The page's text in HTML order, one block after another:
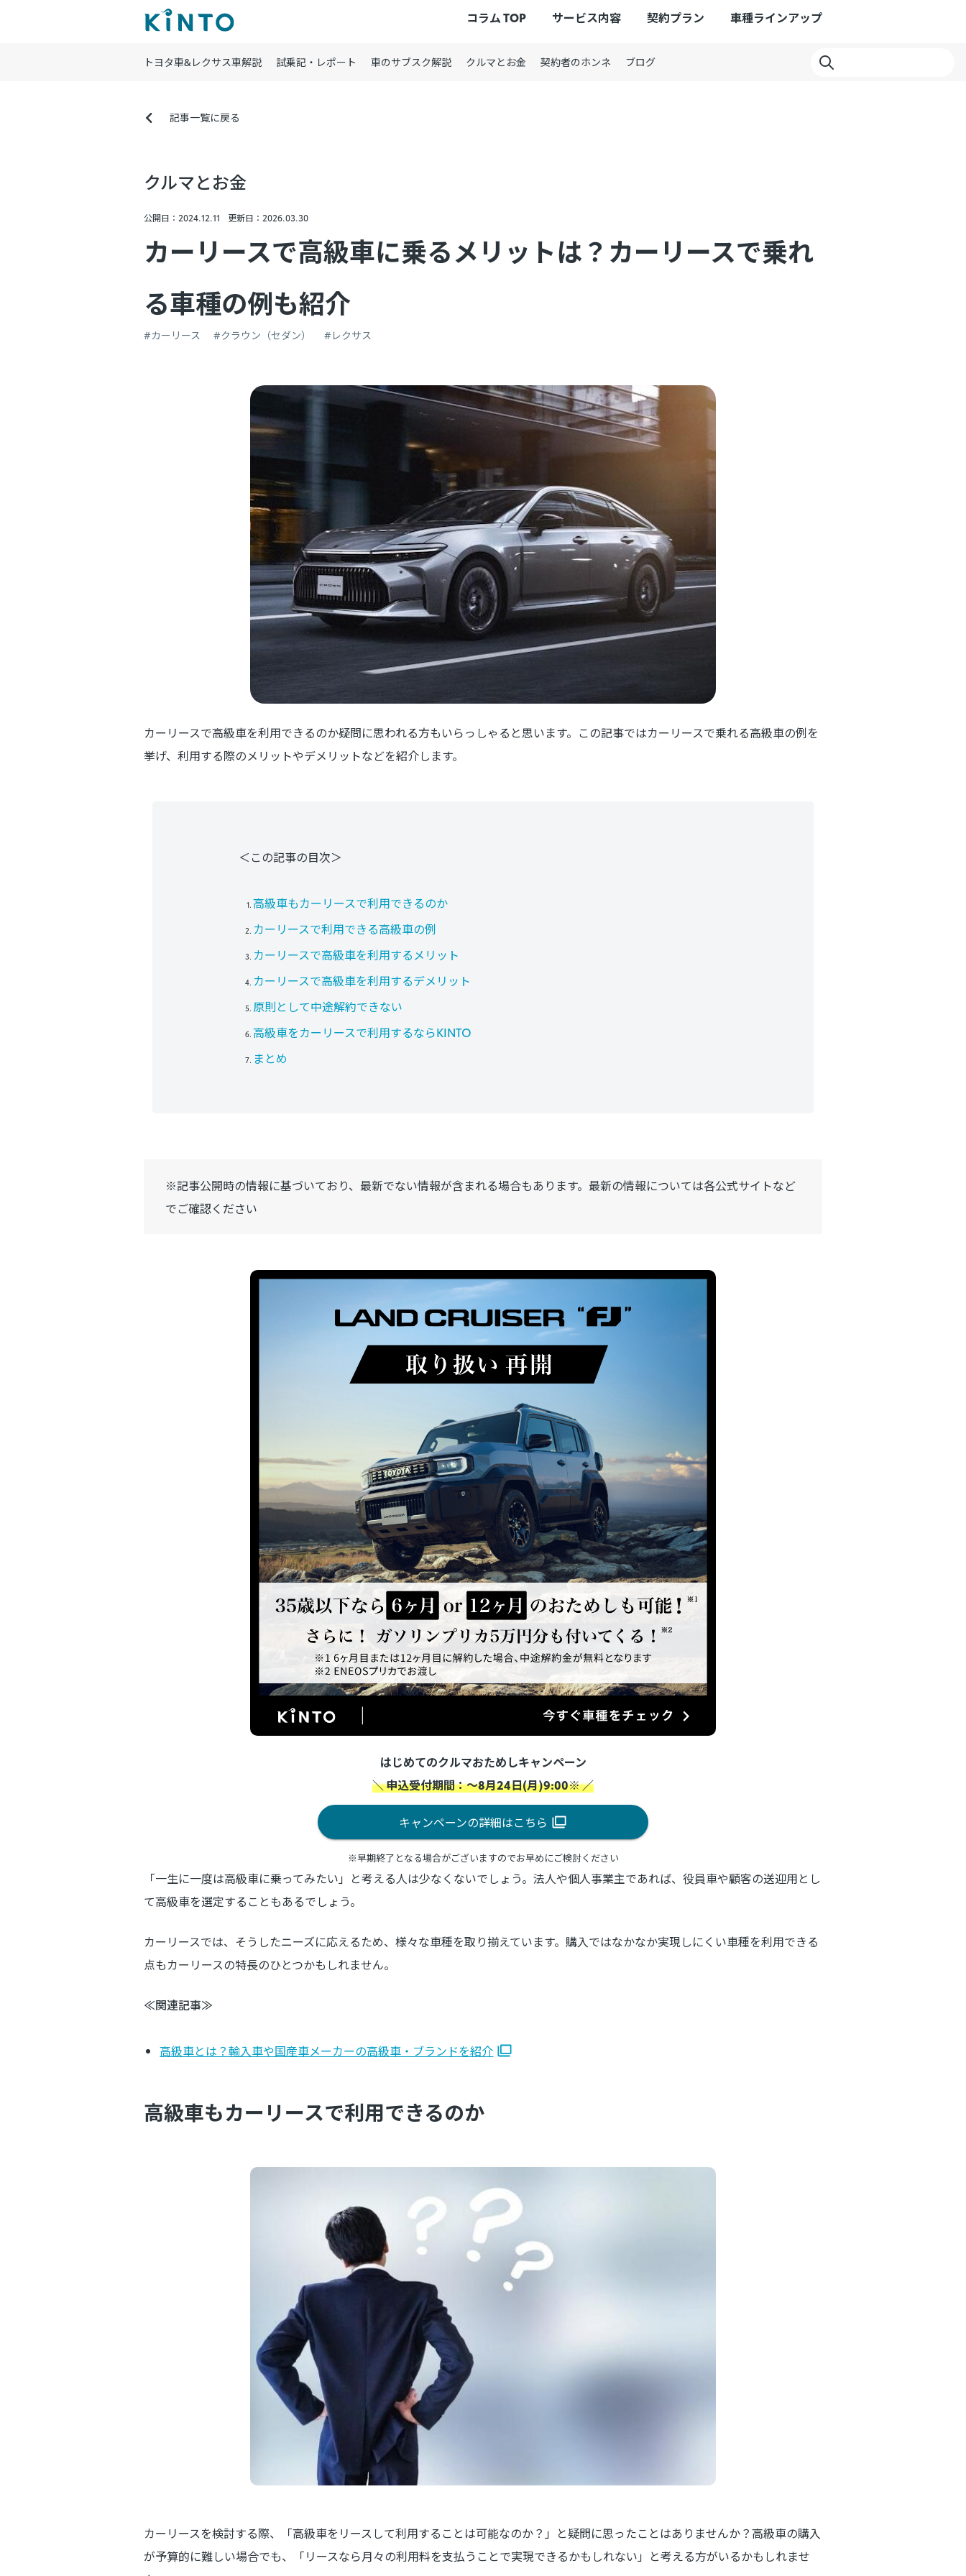
コラム TOP サービス内容 契約プラン 車種ラインアップ
トヨタ車&レクサス車解説 試乗記・レポート 車のサブスク解説 クルマとお金 契約者のホンネ ブログ
記事一覧に戻る
クルマとお金
公開日：2024.12.11 更新日：2026.03.30
カーリースで高級車に乗るメリットは？カーリースで乗れ
る車種の例も紹介
#カーリース #クラウン（セダン） #レクサス
カーリースで高級車を利用できるのか疑問に思われる方もいらっしゃると思います。この記事ではカーリースで乗れる高級車の例を
挙げ、利用する際のメリットやデメリットなどを紹介します。
＜この記事の目次＞
高級車もカーリースで利用できるのか
カーリースで利用できる高級車の例
カーリースで高級車を利用するメリット
カーリースで高級車を利用するデメリット
原則として中途解約できない
高級車をカーリースで利用するならKINTO
まとめ
※記事公開時の情報に基づいており、最新でない情報が含まれる場合もあります。最新の情報については各公式サイトなど
でご確認ください
はじめてのクルマおためしキャンペーン
＼ 申込受付期間：～8月24日(月)9:00※ ／
キャンペーンの詳細はこちら
※早期終了となる場合がございますのでお早めにご検討ください
「一生に一度は高級車に乗ってみたい」と考える人は少なくないでしょう。法人や個人事業主であれば、役員車や顧客の送迎用とし
て高級車を選定することもあるでしょう。
カーリースでは、そうしたニーズに応えるため、様々な車種を取り揃えています。購入ではなかなか実現しにくい車種を利用できる
点もカーリースの特長のひとつかもしれません。
≪関連記事≫
高級車とは？輸入車や国産車メーカーの高級車・ブランドを紹介
高級車もカーリースで利用できるのか
カーリースを検討する際、「高級車をリースして利用することは可能なのか？」と疑問に思ったことはありませんか？高級車の購入
が予算的に難しい場合でも、「リースなら月々の利用料を支払うことで実現できるかもしれない」と考える方がいるかもしれませ